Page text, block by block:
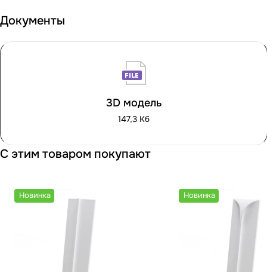
Документы
3D модель
147,3 Кб
С этим товаром покупают
Новинка Новинка